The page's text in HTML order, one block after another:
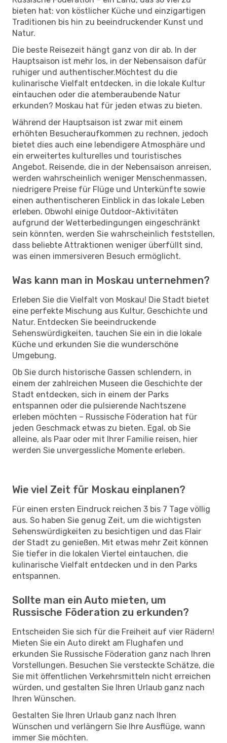
bieten hat: von köstlicher Küche und einzigartigen
Traditionen bis hin zu beeindruckender Kunst und
Natur.
Die beste Reisezeit hängt ganz von dir ab. In der
Hauptsaison ist mehr los, in der Nebensaison dafür
ruhiger und authentischer.Möchtest du die
kulinarische Vielfalt entdecken, in die lokale Kultur
eintauchen oder die atemberaubende Natur
erkunden? Moskau hat für jeden etwas zu bieten.
Während der Hauptsaison ist zwar mit einem
erhöhten Besucheraufkommen zu rechnen, jedoch
bietet dies auch eine lebendigere Atmosphäre und
ein erweitertes kulturelles und touristisches
Angebot. Reisende, die in der Nebensaison anreisen,
werden wahrscheinlich weniger Menschenmassen,
niedrigere Preise für Flüge und Unterkünfte sowie
einen authentischeren Einblick in das lokale Leben
erleben. Obwohl einige Outdoor-Aktivitäten
aufgrund der Wetterbedingungen eingeschränkt
sein könnten, werden Sie wahrscheinlich feststellen,
dass beliebte Attraktionen weniger überfüllt sind,
was einen immersiveren Besuch ermöglicht.
Was kann man in Moskau unternehmen?
Erleben Sie die Vielfalt von Moskau! Die Stadt bietet
eine perfekte Mischung aus Kultur, Geschichte und
Natur. Entdecken Sie beeindruckende
Sehenswürdigkeiten, tauchen Sie ein in die lokale
Küche und erkunden Sie die wunderschöne
Umgebung.
Ob Sie durch historische Gassen schlendern, in
einem der zahlreichen Museen die Geschichte der
Stadt entdecken, sich in einem der Parks
entspannen oder die pulsierende Nachtszene
erleben möchten – Russische Föderation hat für
jeden Geschmack etwas zu bieten. Egal, ob Sie
alleine, als Paar oder mit Ihrer Familie reisen, hier
werden Sie unvergessliche Momente erleben.
Wie viel Zeit für Moskau einplanen?
Für einen ersten Eindruck reichen 3 bis 7 Tage völlig
aus. So haben Sie genug Zeit, um die wichtigsten
Sehenswürdigkeiten zu besichtigen und das Flair
der Stadt zu genießen. Mit etwas mehr Zeit können
Sie tiefer in die lokalen Viertel eintauchen, die
kulinarische Vielfalt entdecken und in den Parks
entspannen.
Sollte man ein Auto mieten, um
Russische Föderation zu erkunden?
Entscheiden Sie sich für die Freiheit auf vier Rädern!
Mieten Sie ein Auto direkt am Flughafen und
erkunden Sie Russische Föderation ganz nach Ihren
Vorstellungen. Besuchen Sie versteckte Schätze, die
Sie mit öffentlichen Verkehrsmitteln nicht erreichen
würden, und gestalten Sie Ihren Urlaub ganz nach
Ihren Wünschen.
Gestalten Sie Ihren Urlaub ganz nach Ihren
Wünschen und verlängern Sie Ihre Ausflüge, wann
immer Sie möchten.